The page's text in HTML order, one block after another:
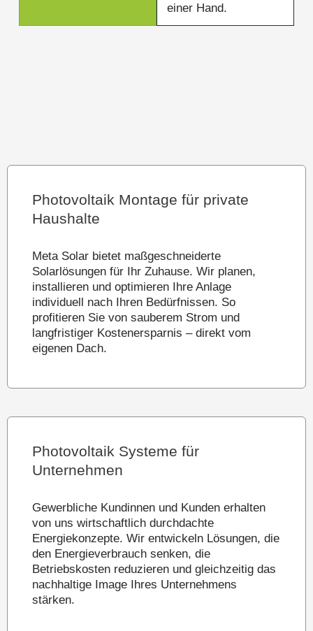
einer Hand.
Photovoltaik Montage für private
Haushalte
Meta Solar bietet maßgeschneiderte
Solarlösungen für Ihr Zuhause. Wir planen,
installieren und optimieren Ihre Anlage
individuell nach Ihren Bedürfnissen. So
profitieren Sie von sauberem Strom und
langfristiger Kostenersparnis – direkt vom
eigenen Dach.
Photovoltaik Systeme für
Unternehmen
Gewerbliche Kundinnen und Kunden erhalten
von uns wirtschaftlich durchdachte
Energiekonzepte. Wir entwickeln Lösungen, die
den Energieverbrauch senken, die
Betriebskosten reduzieren und gleichzeitig das
nachhaltige Image Ihres Unternehmens
stärken.